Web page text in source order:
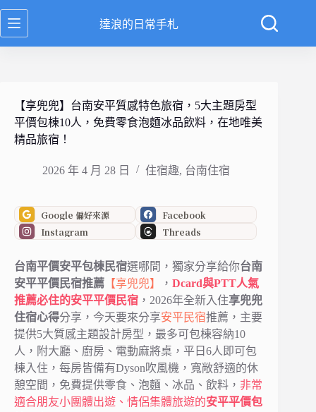
跳
至
達浪的日常手札
【享兜兜】台南安平質感特色旅宿，5大主題房型
平價包棟10人，免費零食泡麵冰品飲料，在地唯美
精品旅宿！
2026 年 4 月 28 日 住宿趣, 台南住宿
Google 偏好來源
Facebook
Instagram
Threads
台南平價安平包棟民宿選哪間，獨家分享給你台南
安平平價民宿推薦 【享兜兜】 ， Dcard與PTT人氣
推薦必住的安平平價民宿 ，2026年全新入住享兜兜
住宿心得分享，今天要來分享安平民宿推薦，主要
提供5大質感主題設計房型，最多可包棟容納10
人，附大廳、廚房、電動麻將桌，平日6人即可包
棟入住，每房皆備有Dyson吹風機，寬敞舒適的休
憩空間，免費提供零食、泡麵、冰品、飲料， 非常
適合朋友小團體出遊、情侶集體旅遊的安平平價包